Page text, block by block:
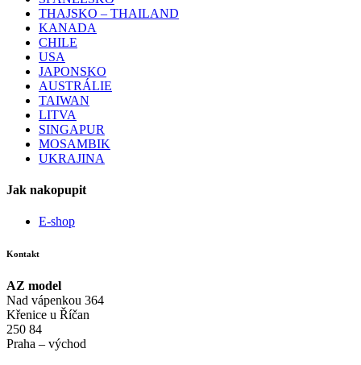
THAJSKO – THAILAND
KANADA
CHILE
USA
JAPONSKO
AUSTRÁLIE
TAIWAN
LITVA
SINGAPUR
MOSAMBIK
UKRAJINA
Jak nakopupit
E-shop
Kontakt
AZ model
Nad vápenkou 364
Křenice u Říčan
250 84
Praha – východ